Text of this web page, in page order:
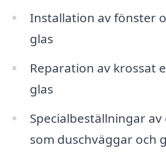
Installation av fönster
glas
Reparation av krossat
glas
Specialbeställningar
som duschväggar och